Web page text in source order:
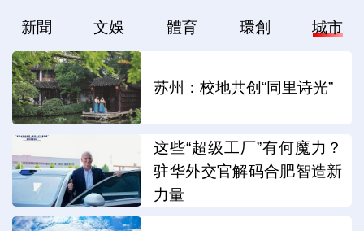
新聞 文娛 體育 環創 城市
苏州：校地共创“同里诗光”
这些“超级工厂”有何魔力？
驻华外交官解码合肥智造新
力量